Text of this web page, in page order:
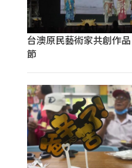
台澳原民藝術家共創作
節